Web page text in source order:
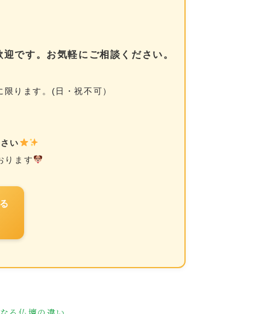
です。お気軽にご相談ください。
ります。(日・祝不可）
い
ります